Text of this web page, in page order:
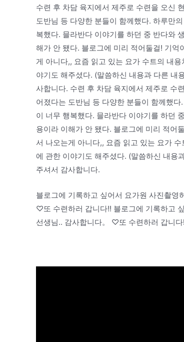
수련 후 차담 육지에서 제주로 수련을 오신
도반님 등 다양한 분들이 함께했다. 하루만
복했다. 믈라반다 이야기를 하던 중 반다와
해가 안 됐다. 블로그에 미리 적어둘걸! 기
게 아니다,, 요즘 읽고 있는 요가 수트의 내
야기도 해주셨다. (말씀하신 내용과 다른 내
사합니다. 수련 후 차담 육지에서 제주로 수
어졌다는 도반님 등 다양한 분들이 함께했
이 너무 행복했다. 믈라반다 이야기를 하던
용이라 이해가 안 됐다. 블로그에 미리 적어
서 나오는게 아니다,, 요즘 읽고 있는 요가
에 관한 이야기도 해주셨다. (말씀하신 내용
주셔서 감사합니다.
블로그에 기록하고 싶어서 요가원 사진촬영
♡또 수련하러 갑니다!! 블로그에 기록하고
선생님.. 감사합니다。 ♡또 수련하러 갑니다